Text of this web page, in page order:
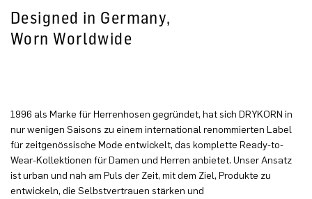
Designed in Germany,
Worn Worldwide
1996 als Marke für Herrenhosen gegründet, hat sich DRYKORN in
nur wenigen Saisons zu einem international renommierten Label
für zeitgenössische Mode entwickelt, das komplette Ready-to-
Wear-Kollektionen für Damen und Herren anbietet. Unser Ansatz
ist urban und nah am Puls der Zeit, mit dem Ziel, Produkte zu
entwickeln, die Selbstvertrauen stärken und